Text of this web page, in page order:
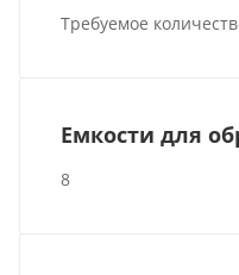
Требуемое
Емкости для
8